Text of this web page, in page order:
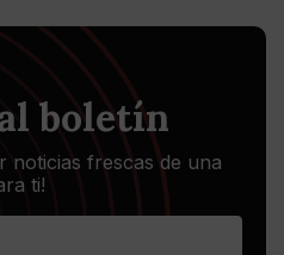
boletín
noticias frescas de una
ti!